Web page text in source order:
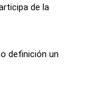
de la
definición un